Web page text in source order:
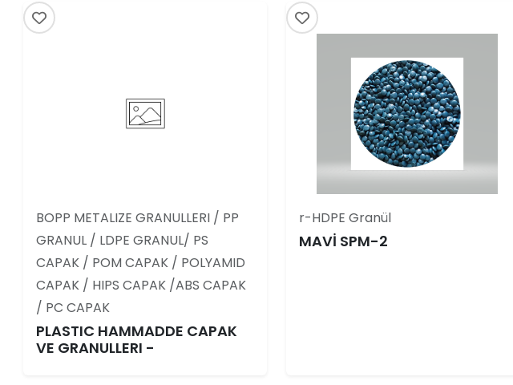
BOPP METALIZE GRANULLERI / PP
GRANUL / LDPE GRANUL/ PS
CAPAK / POM CAPAK / POLYAMID
CAPAK / HIPS CAPAK /ABS CAPAK
/ PC CAPAK
PLASTIC HAMMADDE CAPAK
VE GRANULLERI -
r-HDPE Granül
MAVİ SPM-2